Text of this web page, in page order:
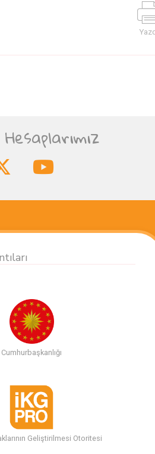
Cumhurbaşkanlığı
Geliştirilmesi Otoritesi